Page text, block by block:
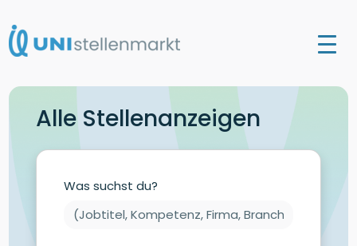
Alle Stellenanzeigen
Was suchst du?